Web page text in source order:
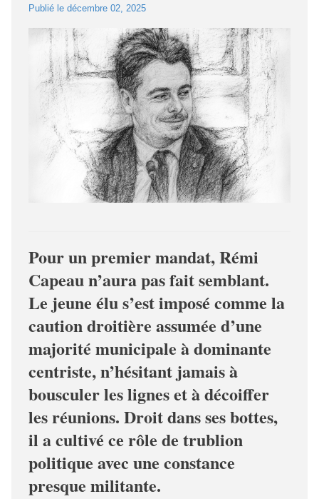
Publié le décembre 02, 2025
Pour un premier mandat, Rémi
Capeau n’aura pas fait semblant.
Le jeune élu s’est imposé comme la
caution droitière assumée d’une
majorité municipale à dominante
centriste, n’hésitant jamais à
bousculer les lignes et à décoiffer
les réunions. Droit dans ses bottes,
il a cultivé ce rôle de trublion
politique avec une constance
presque militante.